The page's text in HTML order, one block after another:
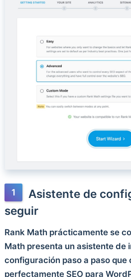
Asistente de
seguir
Rank Math prácticamente se
Math presenta un asistente de
configuración paso a paso que
perfectamente SEO para